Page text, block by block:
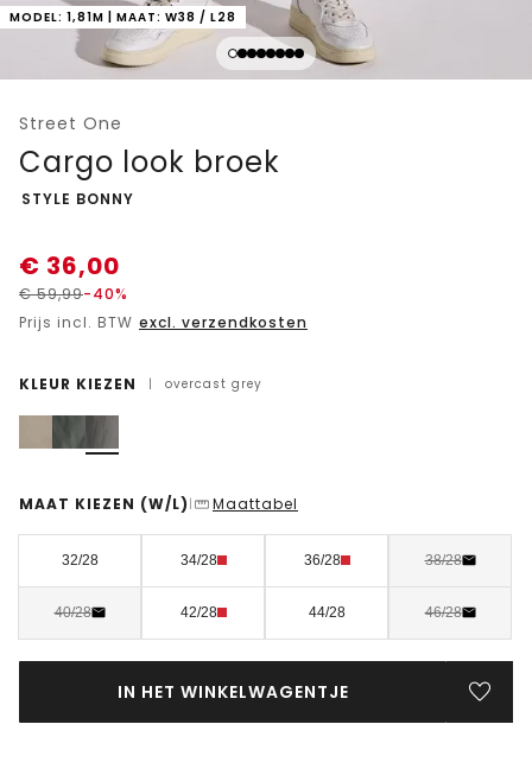
MODEL: 1,81M | MAAT: W38 / L28
Street One
Cargo look broek
-
STYLE BONNY
€ 36,00
€59,99-40%
Prijs incl. BTW excl. verzendkosten
KLEUR KIEZEN | overcast grey
MAAT KIEZEN (W/L) | Maattabel
32/28 34/28 36/28 38/28
40/28 42/28 44/28 46/28
IN HET WINKELWAGENTJE